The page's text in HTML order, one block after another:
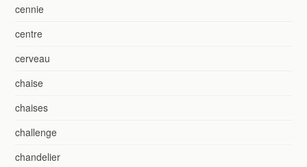
cennie
centre
cerveau
chaise
chaises
challenge
chandelier